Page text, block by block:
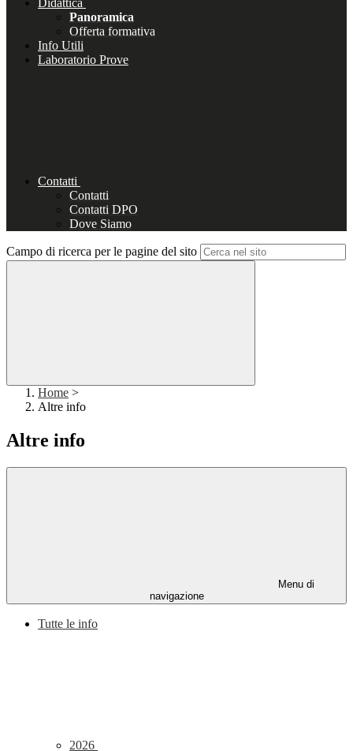
Didattica
Panoramica
Offerta formativa
Info Utili
Laboratorio Prove
Contatti
Contatti
Contatti DPO
Dove Siamo
Campo di ricerca per le pagine del sito
Home >
Altre info
Altre info
Menu di
navigazione
Tutte le info
2026